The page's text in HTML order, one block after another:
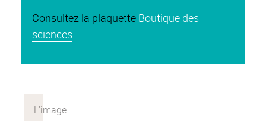
Consultez la plaquette Boutique des
sciences